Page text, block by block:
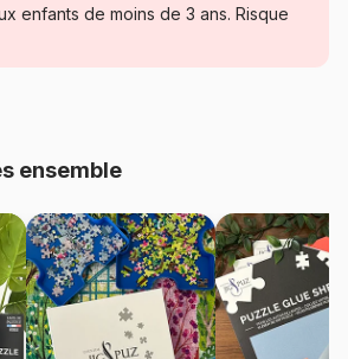
Puzzles - Villes et Villages
eeBoo-MIP075
6891965170754
36 pièces
enfants de moins de 3 ans. Risque
ensemble